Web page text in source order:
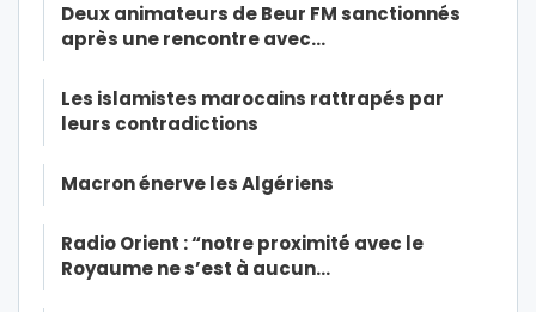
Deux animateurs de Beur FM sanctionnés
après une rencontre avec…
Les islamistes marocains rattrapés par
leurs contradictions
Macron énerve les Algériens
Radio Orient : “notre proximité avec le
Royaume ne s’est à aucun…